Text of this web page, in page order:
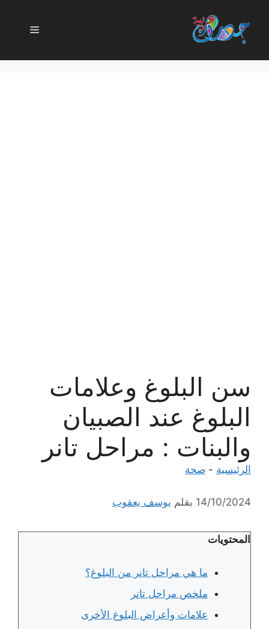
المحتوى
القائمة
سن البلوغ وعلامات
البلوغ عند الصبيان
والبنات : مراحل تانر
الرئيسية - صحة
14/10/2024 بقلم يوسف يعقوب
المحتويات
ما هي مراحل تانر من البلوغ؟
ملخص مراحل تانر
علامات وأعراض البلوغ الأخرى